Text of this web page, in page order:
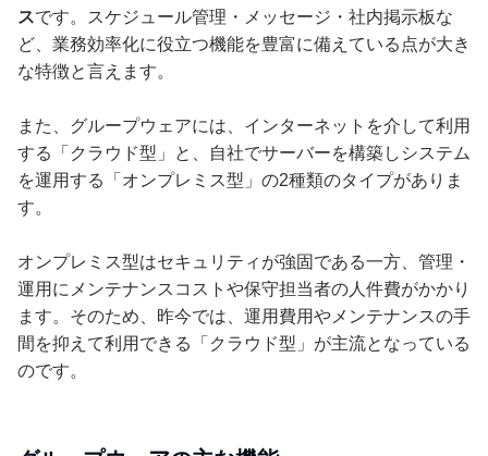
スです。スケジュール管理・メッセージ・社内掲示板な
ど、業務効率化に役立つ機能を豊富に備えている点が大き
な特徴と言えます。
また、グループウェアには、インターネットを介して利用
する「クラウド型」と、自社でサーバーを構築しシステム
を運用する「オンプレミス型」の2種類のタイプがありま
す。
オンプレミス型はセキュリティが強固である一方、管理・
運用にメンテナンスコストや保守担当者の人件費がかかり
ます。そのため、昨今では、運用費用やメンテナンスの手
間を抑えて利用できる「クラウド型」が主流となっている
のです。